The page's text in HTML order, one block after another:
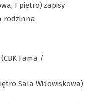
I piętro) zapisy
rodzinna
Fama /
Sala Widowiskowa)